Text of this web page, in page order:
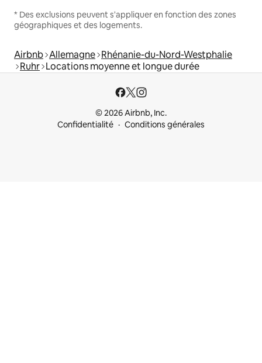
* Des exclusions peuvent s'appliquer en fonction des zones
géographiques et des logements.
Airbnb Allemagne Rhénanie-du-Nord-Westphalie
Ruhr Locations moyenne et longue durée
© 2026 Airbnb, Inc.
Confidentialité
Conditions générales